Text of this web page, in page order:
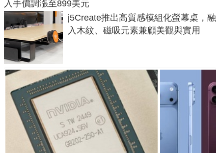
入手價調漲至899美元
j5Create推出高質感模組化螢幕桌，融
入木紋、磁吸元素兼顧美觀與實用